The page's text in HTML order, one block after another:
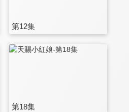
第12集
第18集